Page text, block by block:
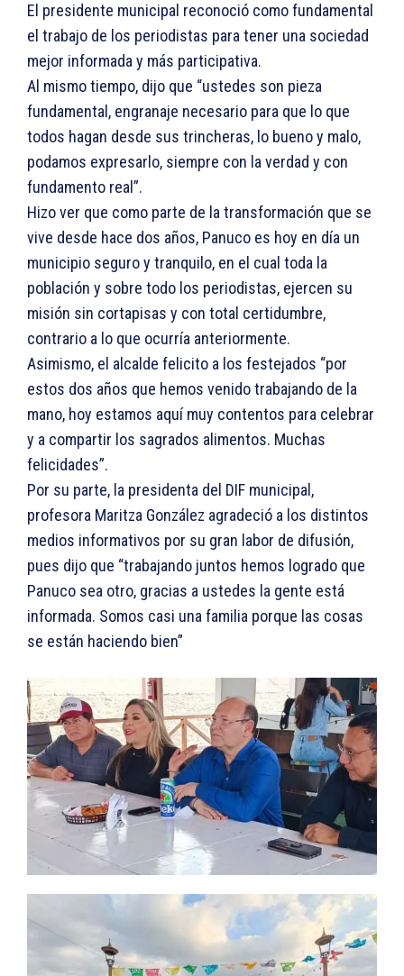
El presidente municipal reconoció como fundamental
el trabajo de los periodistas para tener una sociedad
mejor informada y más participativa.
Al mismo tiempo, dijo que “ustedes son pieza
fundamental, engranaje necesario para que lo que
todos hagan desde sus trincheras, lo bueno y malo,
podamos expresarlo, siempre con la verdad y con
fundamento real”.
Hizo ver que como parte de la transformación que se
vive desde hace dos años, Panuco es hoy en día un
municipio seguro y tranquilo, en el cual toda la
población y sobre todo los periodistas, ejercen su
misión sin cortapisas y con total certidumbre,
contrario a lo que ocurría anteriormente.
Asimismo, el alcalde felicito a los festejados “por
estos dos años que hemos venido trabajando de la
mano, hoy estamos aquí muy contentos para celebrar
y a compartir los sagrados alimentos. Muchas
felicidades”.
Por su parte, la presidenta del DIF municipal,
profesora Maritza González agradeció a los distintos
medios informativos por su gran labor de difusión,
pues dijo que “trabajando juntos hemos logrado que
Panuco sea otro, gracias a ustedes la gente está
informada. Somos casi una familia porque las cosas
se están haciendo bien”